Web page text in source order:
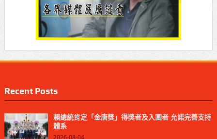
Recent Posts
賴總統肯定「金唐獎」得獎者及入圍者 允諾完善支持
體系
2026-08-04